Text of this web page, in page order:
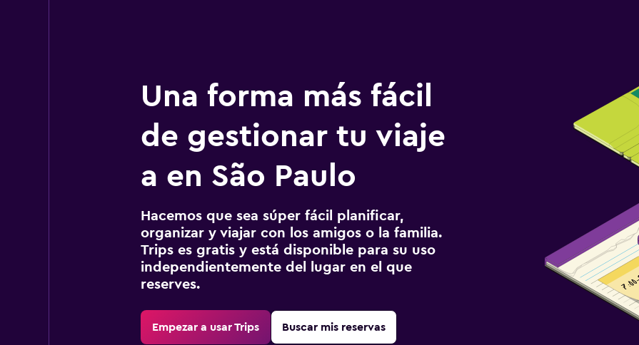
Una forma más fácil
de gestionar tu viaje
a en São Paulo
Hacemos que sea súper fácil planificar,
organizar y viajar con los amigos o la familia.
Trips es gratis y está disponible para su uso
independientemente del lugar en el que
reserves.
Empezar a usar Trips Buscar mis reservas